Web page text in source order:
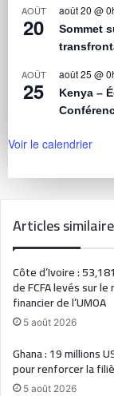
AOÛT
20
août 20 @
Sommet
AOÛT
25
août 25 @
Kenya –
Voir le calendrier
Articles
Côte d’Ivoire :
de FCFA levés sur le
financier de l’UMOA
5 août 2026
Ghana : 19 millions
pour renforcer la
5 août 2026